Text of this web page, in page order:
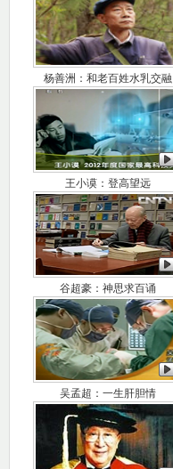
杨善洲：和老百姓水乳交融
王小谟：登高望远
谷超豪：神思求百诵
吴孟超：一生肝胆情